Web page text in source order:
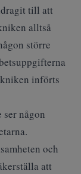
till att
alltså
större
införts
någon
och
att